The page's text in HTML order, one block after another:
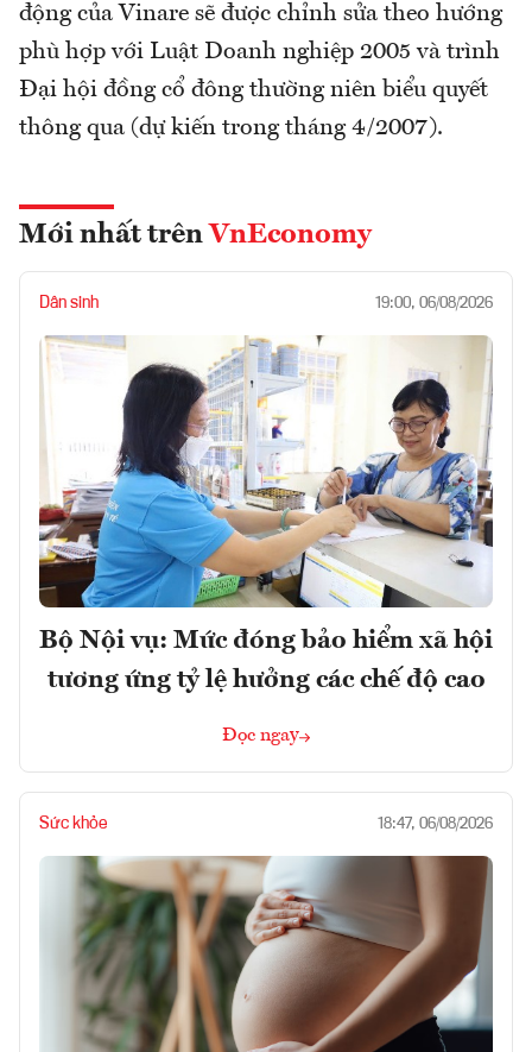
động của Vinare sẽ được chỉnh sửa theo hướng
phù hợp với Luật Doanh nghiệp 2005 và trình
Đại hội đồng cổ đông thường niên biểu quyết
thông qua (dự kiến trong tháng 4/2007).
Mới nhất trên VnEconomy
Dân sinh 19:00, 06/08/2026
Bộ Nội vụ: Mức đóng bảo hiểm xã hội
tương ứng tỷ lệ hưởng các chế độ cao
Đọc ngay
Sức khỏe 18:47, 06/08/2026